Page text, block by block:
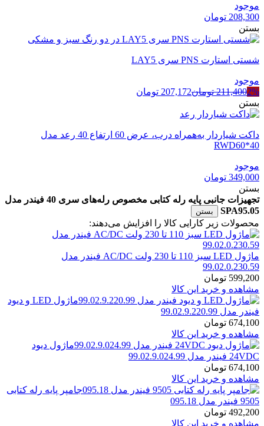
موجود
208,300 تومان
بستن
شستی استارت PNS سری LAY5
موجود
2%
211,400 تومان207,172 تومان
بستن
داکت شیاردار به‌همراه درب، عرض 60 ارتفاع 40 رعد مدل
RWD60*40
موجود
349,000 تومان
بستن
تجهیزات جانبی پایه رله کتابی مخصوص رله‌های سری 40 فیندر مدل
SPA95.05
بستن
محصولات زیر کارایی کالا را افزایش می‌دهند:
ماژول LED سبز 110 تا 230 ولت AC/DC فیندر مدل
99.02.0.230.59
599,200 تومان
مشاهده و خرید این کالا
ماژول LED و دیود
فیندر مدل 99.02.9.220.99
674,100 تومان
مشاهده و خرید این کالا
ماژول دیود
24VDC فیندر مدل 99.02.9.024.99
674,100 تومان
مشاهده و خرید این کالا
جامپر پایه رله کتابی
9505 فیندر مدل 095.18
492,200 تومان
مشاهده و خرید این کالا